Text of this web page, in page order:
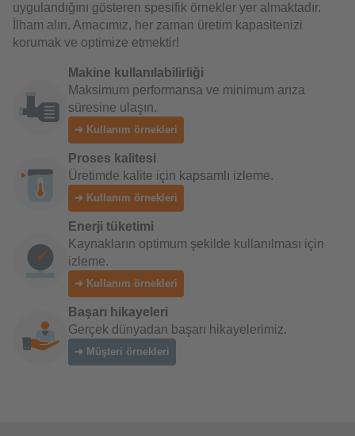
uygulandığını gösteren spesifik örnekler yer almaktadır.
İlham alın. Amacımız, her zaman üretim kapasitenizi
korumak ve optimize etmektir!
Makine kullanılabilirliği
Maksimum performansa ve minimum arıza
süresine ulaşın.
➜ Kullanım örnekleri
Proses kalitesi
Üretimde kalite için kapsamlı izleme.
➜ Kullanım örnekleri
Enerji tüketimi
Kaynakların optimum şekilde kullanılması için
izleme.
➜ Kullanım örnekleri
Başarı hikayeleri
Gerçek dünyadan başarı hikayelerimiz.
➜ Müşteri örnekleri